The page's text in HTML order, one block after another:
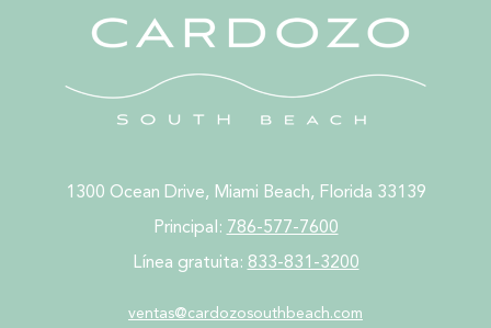
1300 Ocean Drive, Miami Beach, Florida 33139
Principal: 786-577-7600
Línea gratuita: 833-831-3200
ventas@cardozosouthbeach.com